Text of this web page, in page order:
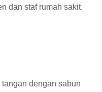
dan staf rumah sakit.
dengan sabun